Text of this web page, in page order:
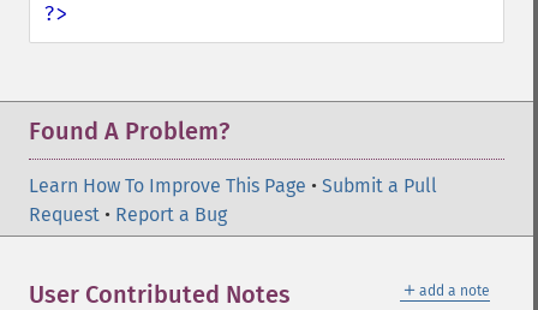
?>
Found A Problem?
Learn How To Improve This Page • Submit a Pull
Request • Report a Bug
＋ add a note
User Contributed Notes